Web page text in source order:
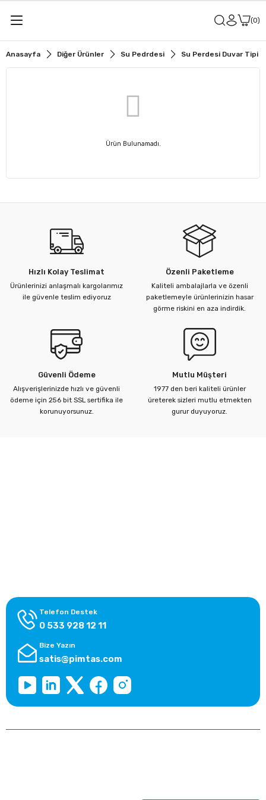
0
Anasayfa Diğer Ürünler Su Pedrdesi Su Perdesi Duvar Tipi
Ürün Bulunamadı.
Hızlı Kolay Teslimat
Ürünlerinizi anlaşmalı kargolarımız
ile güvenle teslim ediyoruz
Özenli Paketleme
Kaliteli ambalajlarla ve özenli
paketlemeyle ürünlerinizin hasar
görme riskini en aza indirdik.
Güvenli Ödeme
Alışverişlerinizde hızlı ve güvenli
ödeme için 256 bit SSL sertifika ile
korunuyorsunuz.
Mutlu Müşteri
1977 den beri kaliteli ürünler
üreterek sizleri mutlu etmekten
gurur duyuyoruz.
Telefon Destek
0 533 928 12 11
Bize Yazın
satis@pimtas.com